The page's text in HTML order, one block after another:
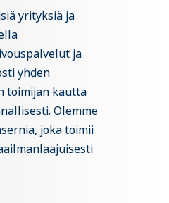
yrityksiä ja
ja
yhden
toimijan kautta
Olemme
joka toimii